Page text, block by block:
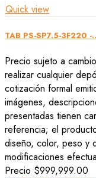
Quick view
TAB PS-SP7.5-3F220 -
Precio sujeto a
realizar cualquier
cotización formal
imágenes,
presentadas tienen
referencia; el
diseño, color, peso y
modificaciones
Precio $999,999.00